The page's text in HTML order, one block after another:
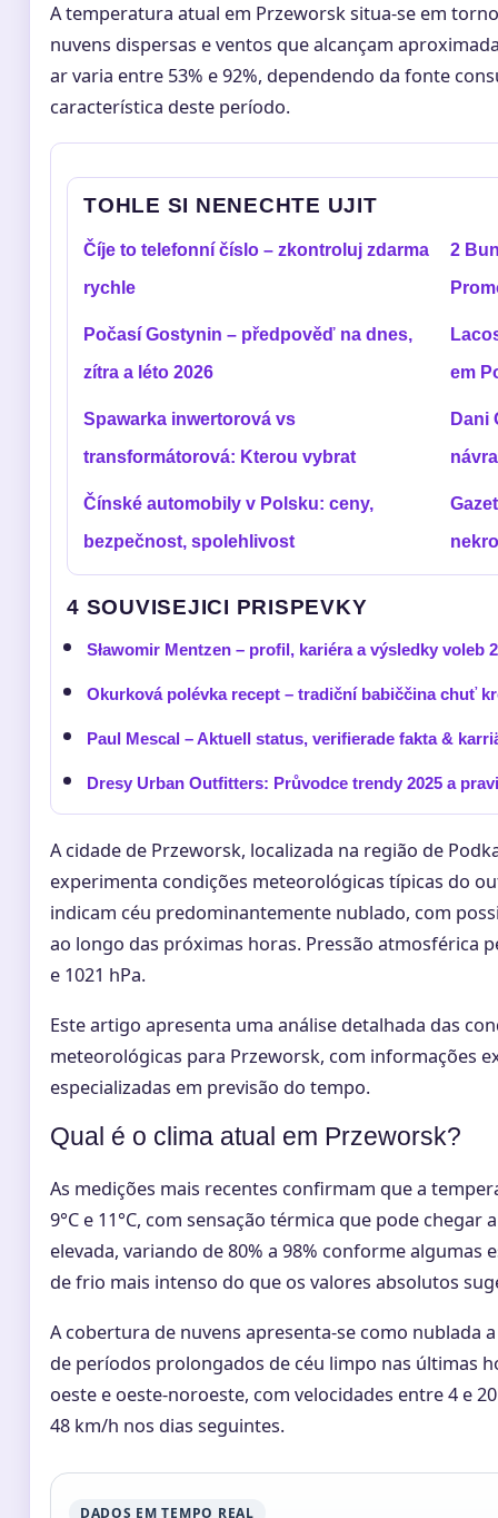
A temperatura atual em Przeworsk situa-se em
nuvens dispersas e ventos que alcançam
ar varia entre 53% e 92%, dependendo da fonte
característica deste período.
TOHLE SI NENECHTE UJIT
Číje to telefonní číslo – zkontroluj zdarma
rychle
2
Počasí Gostynin – předpověď na dnes,
zítra a léto 2026
em
Spawarka inwertorová vs
transformátorová: Kterou vybrat
Dani
Čínské automobily v Polsku: ceny,
bezpečnost, spolehlivost
4 SOUVISEJICI PRISPEVKY
Sławomir Mentzen – profil, kariéra a výsledky voleb
Okurková polévka recept – tradiční babiččina chuť
Paul Mescal – Aktuell status, verifierade fakta &
Dresy Urban Outfitters: Průvodce trendy 2025 a
A cidade de Przeworsk, localizada na região de
experimenta condições meteorológicas típicas do
indicam céu predominantemente nublado, com
ao longo das próximas horas. Pressão atmosférica
e 1021 hPa.
Este artigo apresenta uma análise detalhada das
meteorológicas para Przeworsk, com informações
especializadas em previsão do tempo.
Qual é o clima atual em Przeworsk?
As medições mais recentes confirmam que a
9°C e 11°C, com sensação térmica que pode chegar
elevada, variando de 80% a 98% conforme
de frio mais intenso do que os valores absolutos
A cobertura de nuvens apresenta-se como nublada
de períodos prolongados de céu limpo nas últimas
oeste e oeste-noroeste, com velocidades entre 4 e
48 km/h nos dias seguintes.
DADOS EM TEMPO REAL